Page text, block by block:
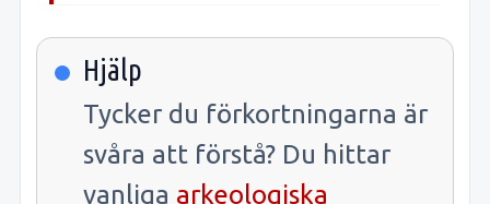
Hjälp
Tycker du förkortningarna är
svåra att förstå? Du hittar
vanliga arkeologiska